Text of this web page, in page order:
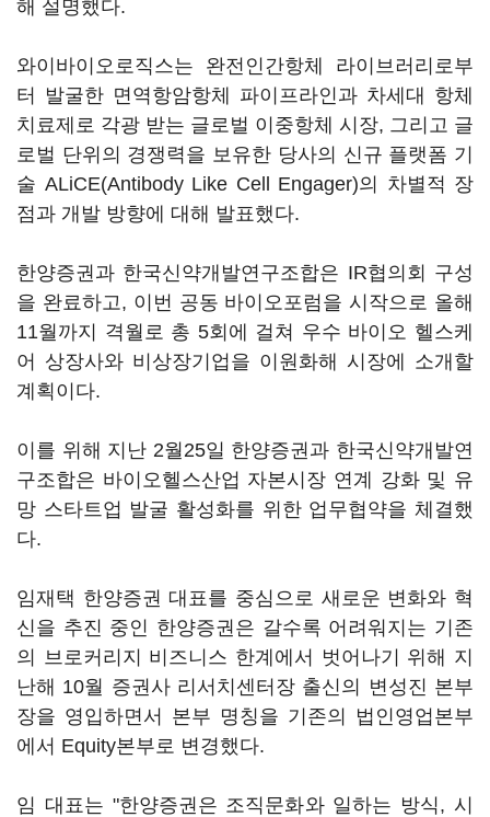
해 설명했다.
와이바이오로직스는 완전인간항체 라이브러리로부
터 발굴한 면역항암항체 파이프라인과 차세대 항체
치료제로 각광 받는 글로벌 이중항체 시장, 그리고 글
로벌 단위의 경쟁력을 보유한 당사의 신규 플랫폼 기
술 ALiCE(Antibody Like Cell Engager)의 차별적 장
점과 개발 방향에 대해 발표했다.
한양증권과 한국신약개발연구조합은 IR협의회 구성
을 완료하고, 이번 공동 바이오포럼을 시작으로 올해
11월까지 격월로 총 5회에 걸쳐 우수 바이오 헬스케
어 상장사와 비상장기업을 이원화해 시장에 소개할
계획이다.
이를 위해 지난 2월25일 한양증권과 한국신약개발연
구조합은 바이오헬스산업 자본시장 연계 강화 및 유
망 스타트업 발굴 활성화를 위한 업무협약을 체결했
다.
임재택 한양증권 대표를 중심으로 새로운 변화와 혁
신을 추진 중인 한양증권은 갈수록 어려워지는 기존
의 브로커리지 비즈니스 한계에서 벗어나기 위해 지
난해 10월 증권사 리서치센터장 출신의 변성진 본부
장을 영입하면서 본부 명칭을 기존의 법인영업본부
에서 Equity본부로 변경했다.
임 대표는 "한양증권은 조직문화와 일하는 방식, 시